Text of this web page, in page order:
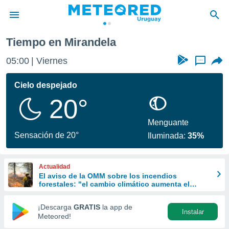
de
ha
calidad.
a este
las
y
forma
digital
basada
Tiempo en Mirandela
05:00 Viernes ...
Cielo despejado
20°
Sensación de 20°
Menguante
Iluminada:35%
Actualidad
El aviso de la OMM sobre los incendios
forestales: "el cambio climático aumenta el
¡Descarga GRATIS la app de
Meteored!
Instalar